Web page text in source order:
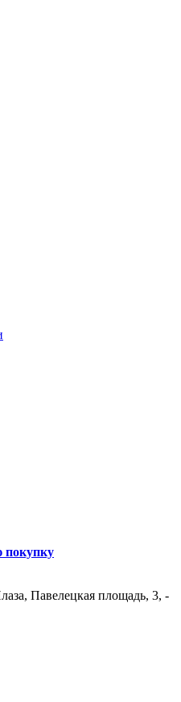
покупку
Павелецкая площадь, 3, -